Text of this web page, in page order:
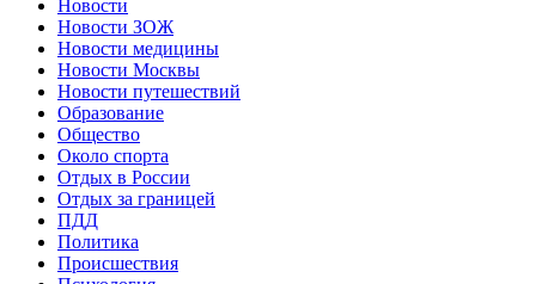
Новости
Новости ЗОЖ
Новости медицины
Новости Москвы
Новости путешествий
Образование
Общество
Около спорта
Отдых в России
Отдых за границей
ПДД
Политика
Происшествия